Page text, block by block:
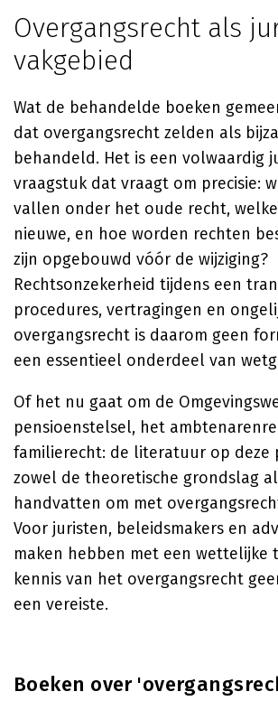
Overgangsrecht als
vakgebied
Wat de behandelde boeken
dat overgangsrecht zelden als
behandeld. Het is een volwaardig
vraagstuk dat vraagt om precisie:
vallen onder het oude recht,
nieuwe, en hoe worden rechten
zijn opgebouwd vóór de wijziging?
Rechtsonzekerheid tijdens een
procedures, vertragingen en
overgangsrecht is daarom geen
een essentieel onderdeel van
Of het nu gaat om de
pensioenstelsel, het
familierecht: de literatuur op deze
zowel de theoretische grondslag
handvatten om met
Voor juristen, beleidsmakers en
maken hebben met een wettelijke
kennis van het overgangsrecht
een vereiste.
Boeken over